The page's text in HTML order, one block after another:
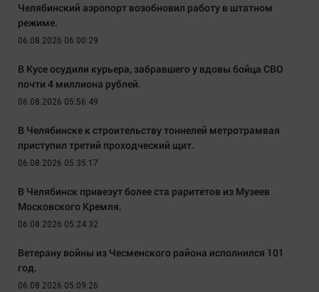
Челябинский аэропорт возобновил работу в штатном
режиме.
06.08.2026 06:00:29
В Кусе осудили курьера, забравшего у вдовы бойца СВО
почти 4 миллиона рублей.
06.08.2026 05:56:49
В Челябинске к строительству тоннелей метротрамвая
приступил третий проходческий щит.
06.08.2026 05:35:17
В Челябинск привезут более ста раритетов из Музеев
Московского Кремля.
06.08.2026 05:24:32
Ветерану войны из Чесменского района исполнился 101
год.
06.08.2026 05:09:26